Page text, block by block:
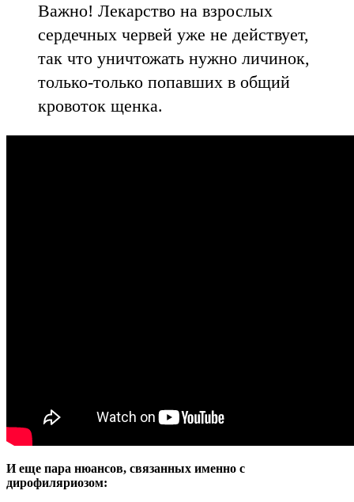
Важно! Лекарство на взрослых
сердечных червей уже не действует,
так что уничтожать нужно личинок,
только-только попавших в общий
кровоток щенка.
И еще пара нюансов, связанных именно с
дирофиляриозом: